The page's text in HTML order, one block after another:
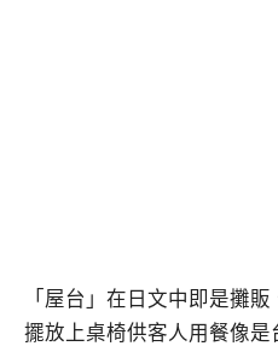
「屋台」在日文中即是攤
擺放上桌椅供客人用餐像